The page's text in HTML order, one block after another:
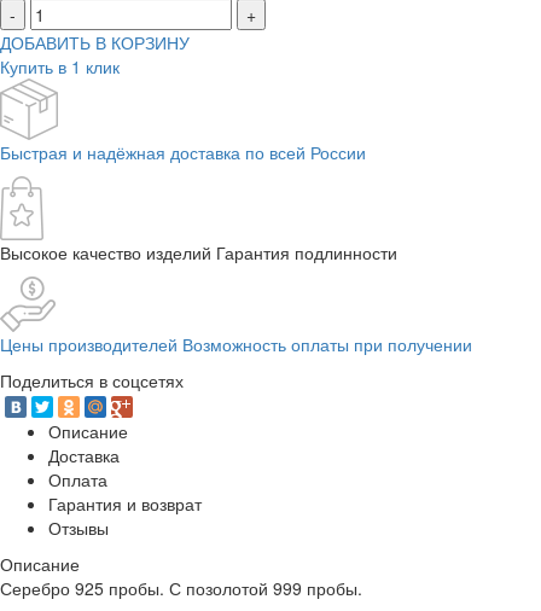
-
+
ДОБАВИТЬ В КОРЗИНУ
Купить в 1 клик
Быстрая и надёжная доставка по всей России
Высокое качество изделий Гарантия подлинности
Цены производителей Возможность оплаты при получении
Поделиться в соцсетях
Описание
Доставка
Оплата
Гарантия и возврат
Отзывы
Описание
Серебро 925 пробы. С позолотой 999 пробы.